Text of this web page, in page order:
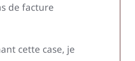
de facture
cette case, je